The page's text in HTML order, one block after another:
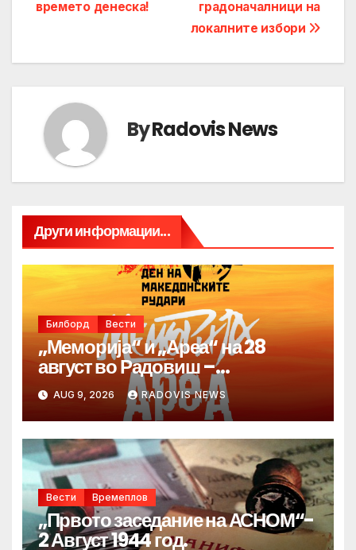
градоначалници на
локалните избори
времето денеска!
ByRadovis News
Други информации...
Билборд Вести
„Меморија“ и „Ареа“ на 28
август во Радовиш –
продолжува традицијата за
Денот на македонските рудари
AUG 9, 2026 RADOVIS NEWS
Вести Времеплов
„Првото заседание на АСНОМ“-
2 Август 1944 год.